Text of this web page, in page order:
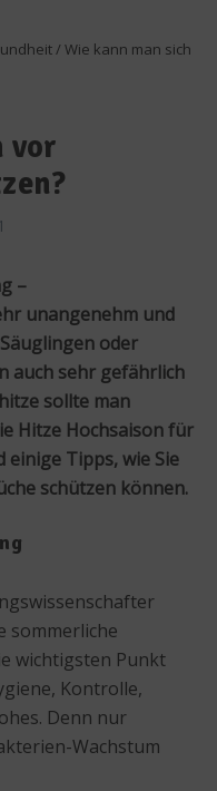
/ Wie kann man sich
vor
–
unangenehm und
oder
auch sehr gefährlich
sollte man
Hitze Hochsaison für
einige Tipps, wie Sie
schützen können.
sommerliche
wichtigsten Punkt
Kontrolle,
Denn nur
Wachstum